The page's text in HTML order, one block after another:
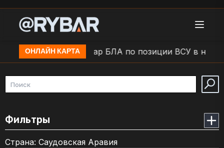
ОНЛАЙН КАРТА
Маяки (ДНР) Удар БЛА по позиции ВСУ в н.п.
Фильтры
Страна: Саудовская Аравия